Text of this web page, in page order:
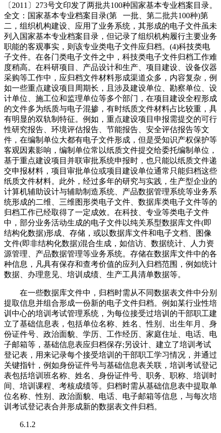
〔2011〕273号文印发了两批共100种国家基本专业档案目录。
全文：国家基本专业档案目录(第 一批、第二批共100种)第
二，组织机构建设、应用了业务系统，其形成的电子文件虽未
列入国家基本专业档案目录，但记录了组织机构履行主要业务
职能的客观事实，则该专业类电子文件应归档。(4)科技类电
子文件。在各门类电子文件之中，科技类电子文件归档工作难
度稍高。在科研项目、产品设计和生产、项目建设、设备仪器
采购等工作中，应归档文件材料形成渠道众多，内容复杂，例
如一些重点建设项目周期长，且涉及建设单位、勘察单位、设
计单位、施工位和监理单位等多个部门，在项目建设全程形成
的文件多为纸质与电子混掺，有时纸质文件材料占比较重，具
有明显的双轨制特征。例如，重点建设项目申报需提交的可行
性研究报告、环境评估报告、节能报告、安全评估报告等文
件，在编制单位大都有电子文件形成，但是受知识产权保护等
客观因素影响，编制单位常以纸质文件提交给委托编制单位，
基于重点建设项目并联审批系统申报时，也只能以纸质文件递
交申报材料，项目审批单位或项目建设单位通常只能归档这些
纸质文件材料。此外，经过多年的研究与实践，生产型企业的
计算机辅助设计与辅助制造系统、产品数据管理系统等业务系
统形成的二维、三维图形类电子文件、数据库类电子文件等的
归档工作已经取得了一定成效。在科技、专业等类电子文件
中，部分业务活动生成的电子文件以纯关系型数据库文件(即
结构化数据)形成、存储，或以数据库文件和电子文档、图像
文件(即非结构化数据)混合生成，如信访、数据统计、人力资
源管理、产品数据管理等业务系统。存储在数据库文件中的各
种信息，凡具有保存和查考价值的应列入归档范围，例如统计
数据、办理意见、培训成绩、生产工具清单数据等。
在一些数据库文件中，归档时需从不同数据表文件中分别
提取信息并组合形成一份新的电子文件归档。例如某行业性培
训中心的培训考试管理系统，为每位接受过培训的干部职工建
立了基础信息表，包括单位名称、姓名、性别、出生年月、身
份证件号、政治面貌、学历、工作经历、家庭住址、电话、电
子邮箱等，基础信息表应归档保存;另设计、建立了培训考试
登记表，用来记录每个接受培训的干部职工学习情况，并通过
关键指针，例如身份证件号与基础信息表关联，培训考试登记
表包括培训班名称、姓名、身份证件号、职务、职称、培训时
间、培训课程、考核成绩等。归档时需从基础信息表中提取单
位名称、性别、政治面貌、电话、电子邮箱等信息，与每次培
训考试登记表合并形成新的数据表文件归档。
6.1.2